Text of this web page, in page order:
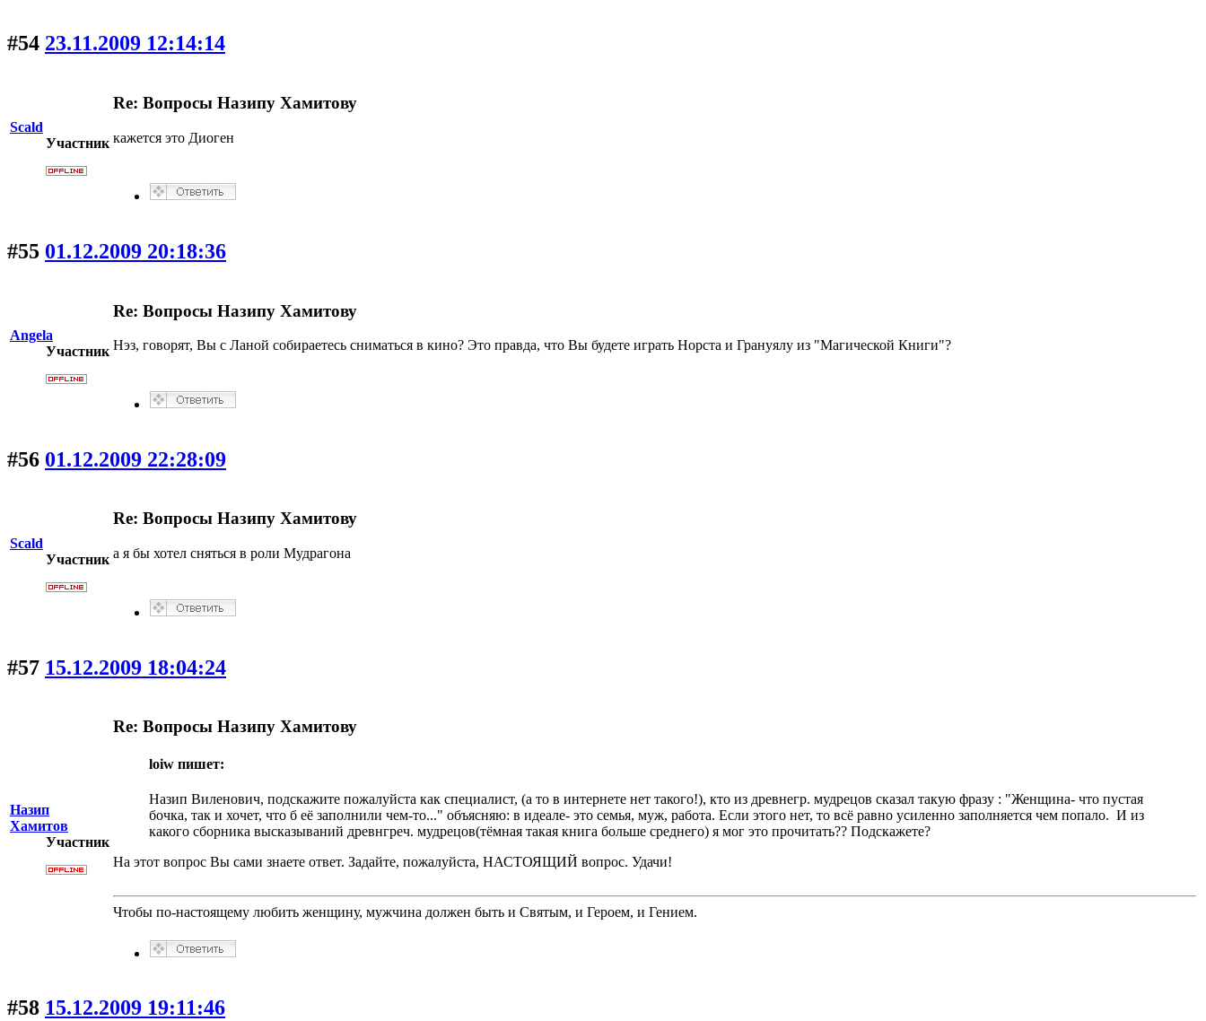
#54 23.11.2009 12:14:14
Scald
Участник
Re: Вопросы Назипу Хамитову
кажется это Диоген
#55 01.12.2009 20:18:36
Angela
Участник
Re: Вопросы Назипу Хамитову
Нэз, говорят, Вы с Ланой собираетесь сниматься в кино? Это правда, что Вы будете играть Норста и Грануялу из "Магической Книги"?
#56 01.12.2009 22:28:09
Scald
Участник
Re: Вопросы Назипу Хамитову
а я бы хотел сняться в роли Мудрагона
#57 15.12.2009 18:04:24
Назип
Хамитов
Участник
Re: Вопросы Назипу Хамитову
loiw пишет:
Назип Виленович, подскажите пожалуйста как специалист, (а то в интернете нет такого!), кто из древнегр. мудрецов сказал такую фразу : "Женщина- что пустая
бочка, так и хочет, что б её заполнили чем-то..." объясняю: в идеале- это семья, муж, работа. Если этого нет, то всё равно усиленно заполняется чем попало. И из
какого сборника высказываний древнгреч. мудрецов(тёмная такая книга больше среднего) я мог это прочитать?? Подскажете?
На этот вопрос Вы сами знаете ответ. Задайте, пожалуйста, НАСТОЯЩИЙ вопрос. Удачи!
Чтобы по-настоящему любить женщину, мужчина должен быть и Святым, и Героем, и Гением.
#58 15.12.2009 19:11:46